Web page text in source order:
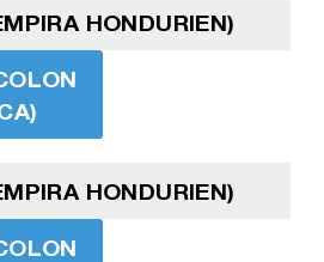
HONDURIEN)
HONDURIEN)